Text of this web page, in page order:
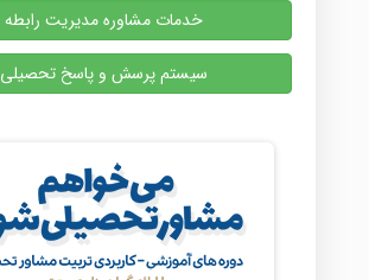
خدمات مشاوره مدیریت رابطه
سیستم پرسش و پاسخ تحصیلی